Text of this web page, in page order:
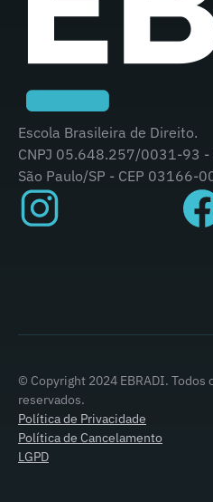
Escola Brasileira de Direito.
CNPJ 05.648.257/0031-93 -
São Paulo/SP - CEP 03166-
© Copyright 2024 EBRADI. Todos
reservados.
Política de Privacidade
Política de Cancelamento
LGPD